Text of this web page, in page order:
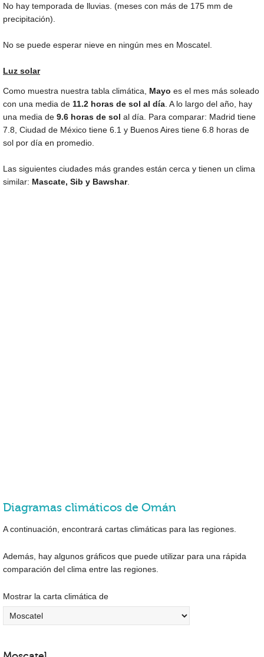
No hay temporada de lluvias. (meses con más de 175 mm de
precipitación).
No se puede esperar nieve en ningún mes en Moscatel.
Luz solar
Como muestra nuestra tabla climática, Mayo es el mes más soleado
con una media de 11.2 horas de sol al día . A lo largo del año, hay
una media de 9.6 horas de sol al día. Para comparar: Madrid tiene
7.8, Ciudad de México tiene 6.1 y Buenos Aires tiene 6.8 horas de
sol por día en promedio.
Las siguientes ciudades más grandes están cerca y tienen un clima
similar: Mascate, Sib y Bawshar.
Diagramas climáticos de Omán
A continuación, encontrará cartas climáticas para las regiones.
Además, hay algunos gráficos que puede utilizar para una rápida
comparación del clima entre las regiones.
Mostrar la carta climática de